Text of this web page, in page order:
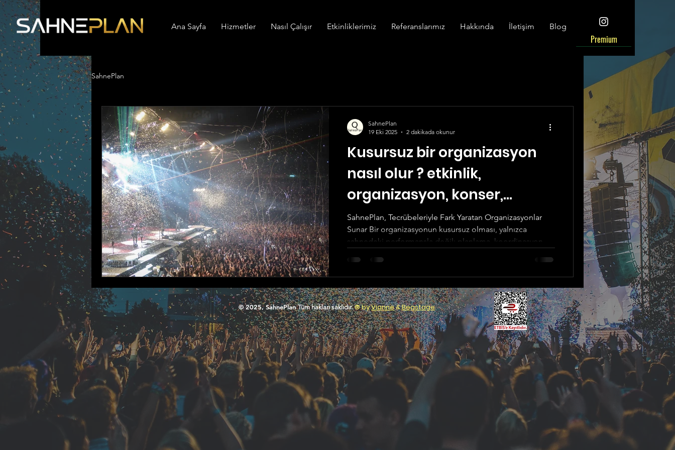
Ana Sayfa Hizmetler Nasıl Çalışır Etkinliklerimiz Referanslarımız Hakkında İletişim Blog
Premium
SahnePlan
Kusursuz bir organizasyon
nasıl olur ? etkinlik,
organizasyon, konser,
festival, wedding
SahnePlan, Tecrübeleriyle Fark Yaratan Organizasyonlar
Sunar Bir organizasyonun kusursuz olması, yalnızca
sahnedeki performansla değil; planlama, koordinasyon,
yıllara dayanan tecrübesiyle her detayı titizlikle düşünür,
her anı unutulmaz kılar. 1. Kusursuzluğun İlk Adımı: Doğru
Planlama Her büyük etkinlik, güçlü bir planlamayla başlar.
SahnePlan ekibi, etkinliğin konseptini, hedef kitlesini ve
bütçesini analiz edere
SahnePlan
19 Eki 2025
2 dakikada okunur
© 2025, SahnePlanTüm hakları saklıdır. ® byVianne&Begstage